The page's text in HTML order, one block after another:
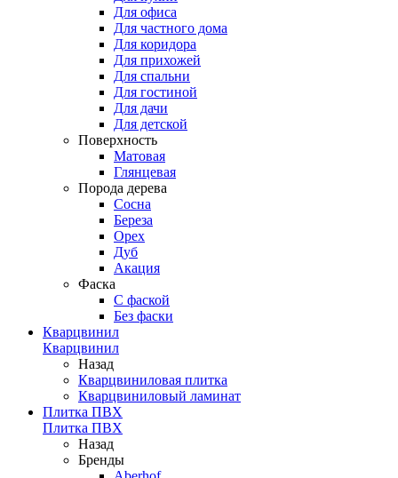
Для офиса
Для частного дома
Для коридора
Для прихожей
Для спальни
Для гостиной
Для дачи
Для детской
Поверхность
Матовая
Глянцевая
Порода дерева
Сосна
Береза
Орех
Дуб
Акация
Фаска
С фаской
Без фаски
Кварцвинил
Кварцвинил
Назад
Кварцвиниловая плитка
Кварцвиниловый ламинат
Плитка ПВХ
Плитка ПВХ
Назад
Бренды